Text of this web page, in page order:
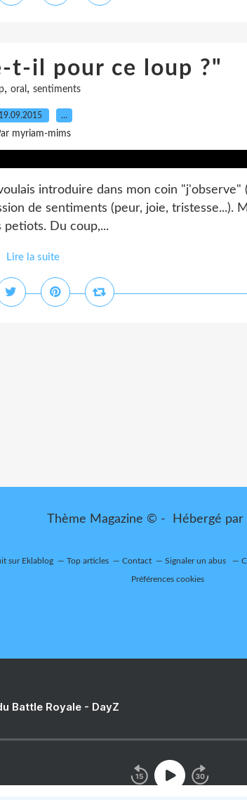
t-il pour ce loup ?"
, oral , sentiments
19.09.2015 …
myriam-mims
introduire dans mon coin "j'observe"
de sentiments (peur, joie, tristesse...).
petiots. Du coup,...
Lire la suite
Thème Magazine © - Hébergé par
sur Eklablog Top articles Contact Signaler un abus
Préférences cookies
Battle Royale - DayZ